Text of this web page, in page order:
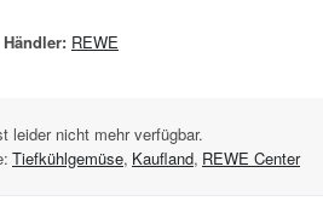
Händler: REWE
leider nicht mehr verfügbar.
Tiefkühlgemüse, Kaufland, REWE Center